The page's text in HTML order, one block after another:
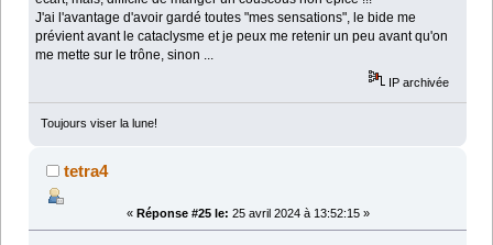
J'ai l'avantage d'avoir gardé toutes "mes sensations", le bide me
prévient avant le cataclysme et je peux me retenir un peu avant qu'on
me mette sur le trône, sinon ...
IP archivée
Toujours viser la lune!
tetra4
« Réponse #25 le: 25 avril 2024 à 13:52:15 »